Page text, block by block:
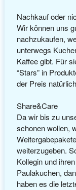
Nachkauf oder
Wir können uns
nachzukaufen,
unterwegs
Kaffee gibt. Für
“Stars” in
der Preis
Share&Care
Da wir bis zu
schonen wollen,
weiterzugeben.
Kollegin und
Paulakuchen,
haben es die